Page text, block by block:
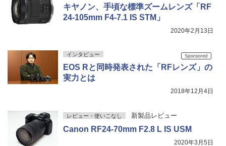
キヤノン、手頃な標準ズームレンズ「RF
24-105mm F4-7.1 IS STM」
2020年2月13日
インタビュー
EOS Rと同時発表された「RFレンズ」の
実力とは
2018年12月4日
レビュー・使いこなし 新製品レビュー
Canon RF24-70mm F2.8 L IS USM
2020年3月5日